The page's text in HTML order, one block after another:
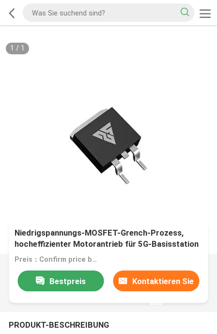
1 / 1
Niedrigspannungs-MOSFET-Grench-Prozess,
hocheffizienter Motorantrieb für 5G-Basisstation
Preis：Confirm price based on product
Bestpreis Kontaktieren Sie
uns
PRODUKT-BESCHREIBUNG